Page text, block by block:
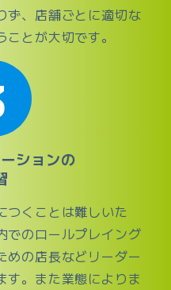
ず、店舗ごとに適切な
とが大切です。
ションの
つくことは難しいた
でのロールプレイング
めの店長などリーダー
す。また業態によりま